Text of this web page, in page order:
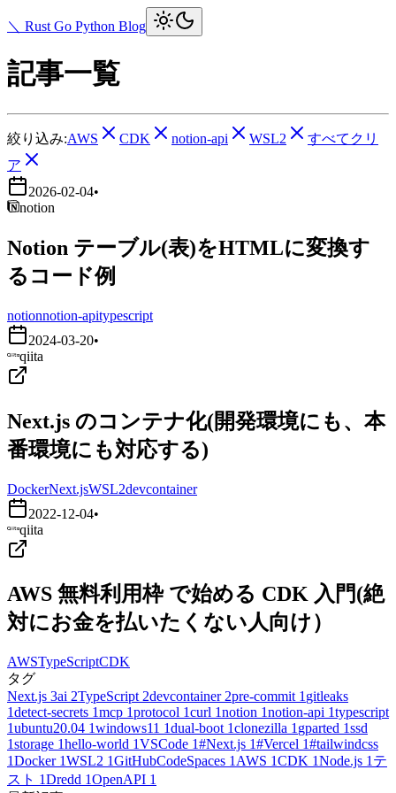
＼ Rust Go Python Blog
記事一覧
絞り込み:AWS CDK notion-api WSL2
すべてクリ
ア
2026-02-04•
notion
Notion テーブル(表)をHTMLに変換す
るコード例
notionnotion-apitypescript
2024-03-20•
qiita
Next.js のコンテナ化(開発環境にも、本
番環境にも対応する)
DockerNext.jsWSL2devcontainer
2022-12-04•
qiita
AWS 無料利用枠 で始める CDK 入門(絶
対にお金を払いたくない人向け）
AWSTypeScriptCDK
タグ
Next.js 3ai 2TypeScript 2devcontainer 2pre-commit 1 gitleaks
1detect-secrets 1mcp 1protocol 1curl 1notion 1notion-api 1typescript
1ubuntu20.04 1windows11 1dual-boot 1clonezilla 1 gparted 1ssd
1storage 1hello-world 1VSCode 1#Next.js 1#Vercel 1#tailwindcss
1Docker 1WSL2 1GitHubCodeSpaces 1 AWS 1CDK 1Node.js 1 テ
スト 1Dredd 1OpenAPI 1